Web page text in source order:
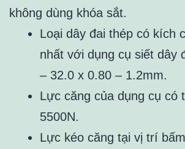
không dùng khóa sắt.
Loại dây đai thép có kích
nhất với dụng cụ siết dây
– 32.0 x 0.80 – 1.2mm.
Lực căng của dụng cụ có
5500N.
Lực kéo căng tại vị trí